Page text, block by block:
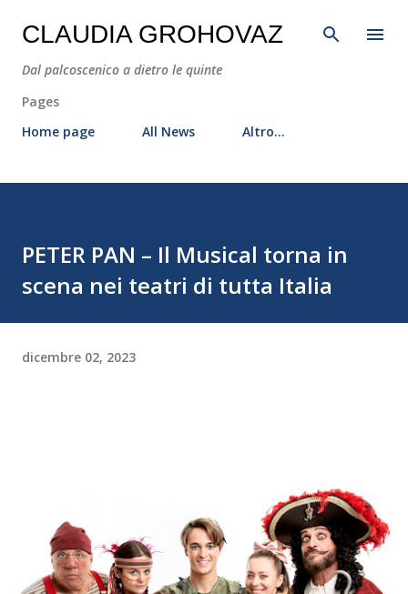
Passa ai contenuti principali
CLAUDIA GROHOVAZ
Dal palcoscenico a dietro le quinte
Pages
Home page
All News Altro…
PETER PAN – Il Musical torna in
scena nei teatri di tutta Italia
dicembre 02, 2023